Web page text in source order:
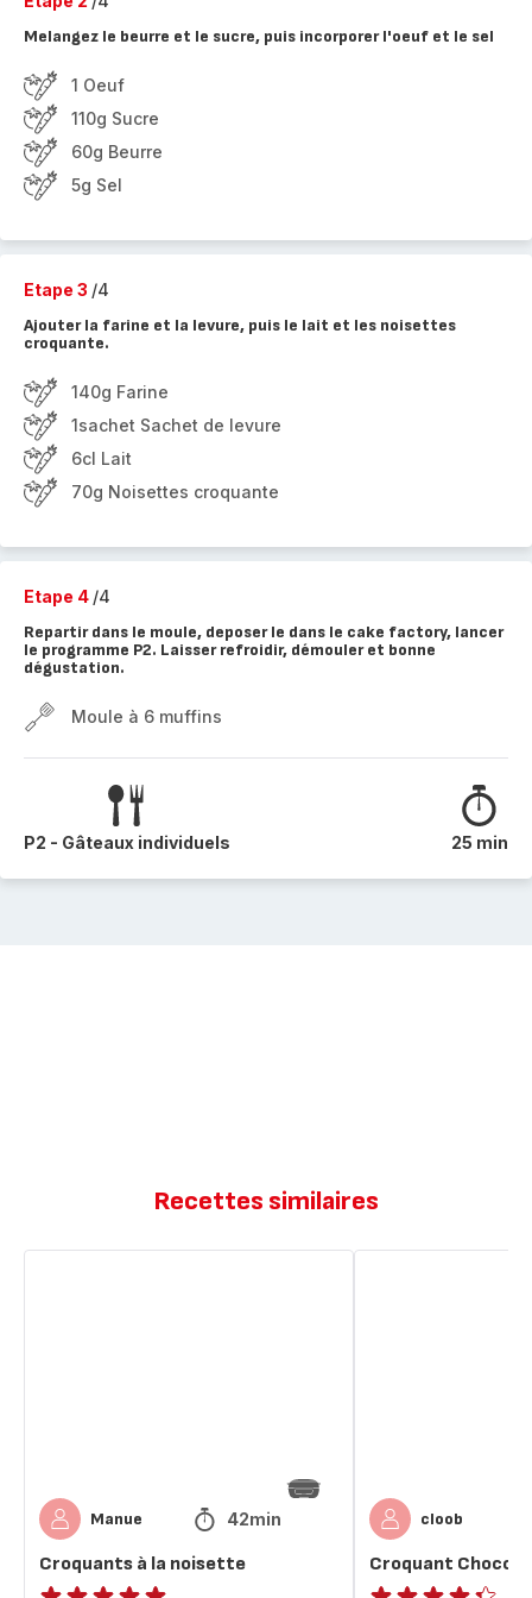
Melangez le beurre et le sucre, puis incorporer l'oeuf et le sel
1 Oeuf
110g Sucre
60g Beurre
5g Sel
Etape 3 /4
Ajouter la farine et la levure, puis le lait et les noisettes
croquante.
140g Farine
1sachet Sachet de levure
6cl Lait
70g Noisettes croquante
Etape 4 /4
Repartir dans le moule, deposer le dans le cake factory, lancer
le programme P2. Laisser refroidir, démouler et bonne
dégustation.
Moule à 6 muffins
P2 - Gâteaux individuels 25 min
Recettes similaires
Manue 42min
Croquants à la noisette
cloob
Croquant Choco